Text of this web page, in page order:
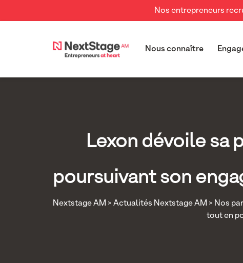
Nos entrepreneurs
Nous connaître
Lexon dévoile sa
poursuivant son
Nextstage AM > Actualités Nextstage AM > Nos
tout en